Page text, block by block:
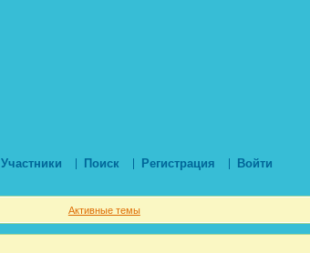
Участники Поиск Регистрация Войти
Активные темы